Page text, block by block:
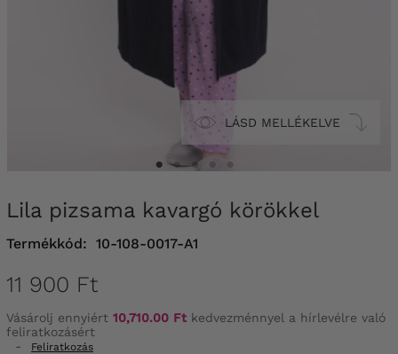
LÁSD MELLÉKELVE
Lila pizsama kavargó körökkel
Termékkód: 10-108-0017-A1
11 900 Ft
Vásárolj ennyiért 10,710.00 Ft kedvezménnyel a hírlevélre való
feliratkozásért
-
Feliratkozás